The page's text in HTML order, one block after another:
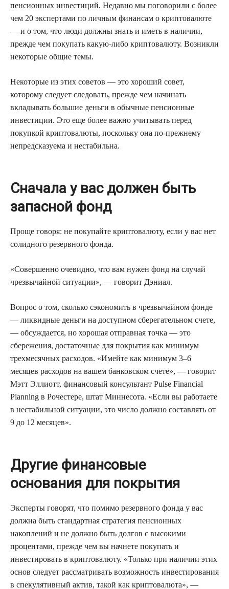
пенсионных инвестиций. Недавно мы поговорили с более
чем 20 экспертами по личным финансам о криптовалюте
— и о том, что люди должны знать и иметь в наличии,
прежде чем покупать какую-либо криптовалюту. Возникли
некоторые общие темы.
Некоторые из этих советов — это хороший совет,
которому следует следовать, прежде чем начинать
вкладывать большие деньги в обычные пенсионные
инвестиции. Это еще более важно учитывать перед
покупкой криптовалюты, поскольку она по-прежнему
непредсказуема и нестабильна.
Сначала у вас должен быть
запасной фонд
Проще говоря: не покупайте криптовалюту, если у вас нет
солидного резервного фонда.
«Совершенно очевидно, что вам нужен фонд на случай
чрезвычайной ситуации», — говорит Дэниал.
Вопрос о том, сколько сэкономить в чрезвычайном фонде
— ликвидные деньги на доступном сберегательном счете,
— обсуждается, но хорошая отправная точка — это
сбережения, достаточные для покрытия как минимум
трехмесячных расходов. «Имейте как минимум 3–6
месяцев расходов на вашем банковском счете», — говорит
Мэтт Эллиотт, финансовый консультант Pulse Financial
Planning в Рочестере, штат Миннесота. «Если вы работаете
в нестабильной ситуации, это число должно составлять от
9 до 12 месяцев».
Другие финансовые
основания для покрытия
Эксперты говорят, что помимо резервного фонда у вас
должна быть стандартная стратегия пенсионных
накоплений и не должно быть долгов с высокими
процентами, прежде чем вы начнете покупать и
инвестировать в криптовалюту. «Только при наличии этих
основ следует рассматривать возможность инвестирования
в спекулятивный актив, такой как криптовалюта», —